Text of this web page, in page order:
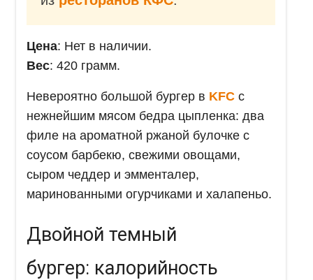
Цена: Нет в наличии.
Вес: 420 грамм.
Невероятно большой бургер в KFCс
нежнейшим мясом бедра цыпленка: два
филе на ароматной ржаной булочке с
соусом барбекю, свежими овощами,
сыром чеддер и эмменталер,
маринованными огурчиками и халапеньо.
Двойной темный
бургер: калорийность